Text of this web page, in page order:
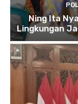
Ning Ita
Lingkungan